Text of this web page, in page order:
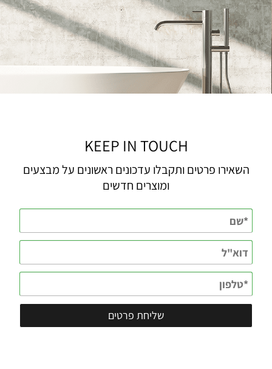
KEEP IN TOUCH
השאירו פרטים ותקבלו עדכונים ראשונים על מבצעים
ומוצרים חדשים